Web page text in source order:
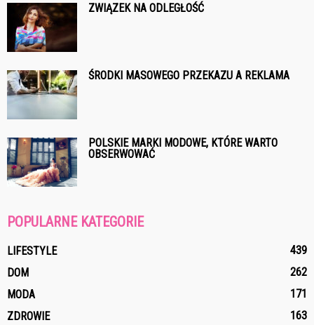
ZWIĄZEK NA ODLEGŁOŚĆ
ŚRODKI MASOWEGO PRZEKAZU A REKLAMA
POLSKIE MARKI MODOWE, KTÓRE WARTO
OBSERWOWAĆ
POPULARNE KATEGORIE
LIFESTYLE
439
DOM
262
MODA
171
ZDROWIE
163